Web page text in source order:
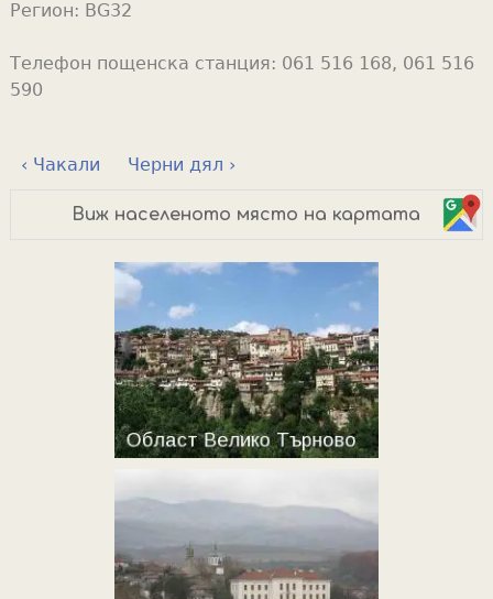
Регион: BG32
Телефон пощенска станция: 061 516 168, 061 516
590
‹ Чакали Черни дял ›
Виж населеното място на картата